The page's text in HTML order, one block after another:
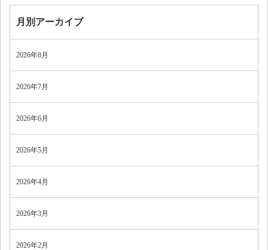
月別アーカイブ
2026年8月
2026年7月
2026年6月
2026年5月
2026年4月
2026年3月
2026年2月